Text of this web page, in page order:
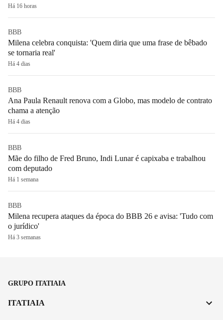
Há 16 horas
BBB
Milena celebra conquista: 'Quem diria que uma frase de bêbado
se tornaria real'
Há 4 dias
BBB
Ana Paula Renault renova com a Globo, mas modelo de contrato
chama a atenção
Há 4 dias
BBB
Mãe do filho de Fred Bruno, Indi Lunar é capixaba e trabalhou
com deputado
Há 1 semana
BBB
Milena recupera ataques da época do BBB 26 e avisa: 'Tudo com
o jurídico'
Há 3 semanas
GRUPO ITATIAIA
ITATIAIA